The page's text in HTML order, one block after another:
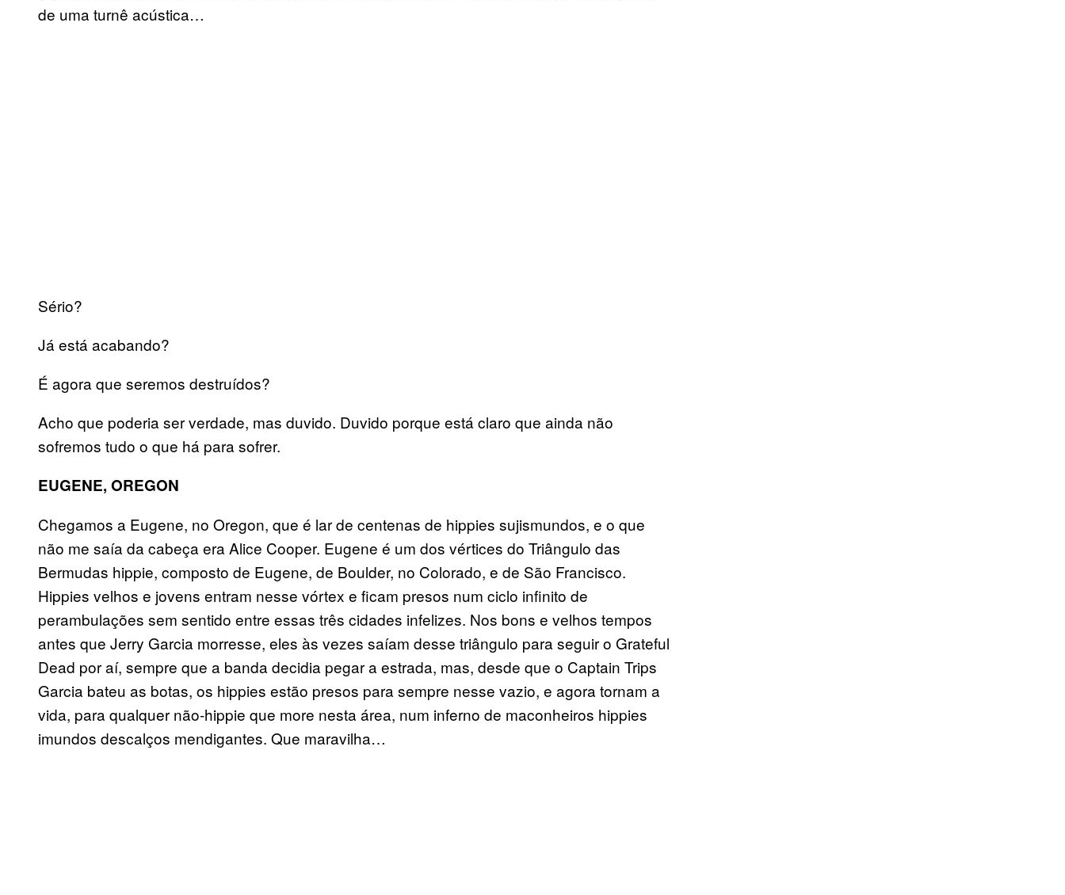
de uma turnê acústica…
Sério?
Já está acabando?
É agora que seremos destruídos?
Acho que poderia ser verdade, mas duvido. Duvido porque está claro que ainda não
sofremos tudo o que há para sofrer.
EUGENE, OREGON
Chegamos a Eugene, no Oregon, que é lar de centenas de hippies sujismundos, e o que
não me saía da cabeça era Alice Cooper. Eugene é um dos vértices do Triângulo das
Bermudas hippie, composto de Eugene, de Boulder, no Colorado, e de São Francisco.
Hippies velhos e jovens entram nesse vórtex e ficam presos num ciclo infinito de
perambulações sem sentido entre essas três cidades infelizes. Nos bons e velhos tempos
antes que Jerry Garcia morresse, eles às vezes saíam desse triângulo para seguir o Grateful
Dead por aí, sempre que a banda decidia pegar a estrada, mas, desde que o Captain Trips
Garcia bateu as botas, os hippies estão presos para sempre nesse vazio, e agora tornam a
vida, para qualquer não-hippie que more nesta área, num inferno de maconheiros hippies
imundos descalços mendigantes. Que maravilha…